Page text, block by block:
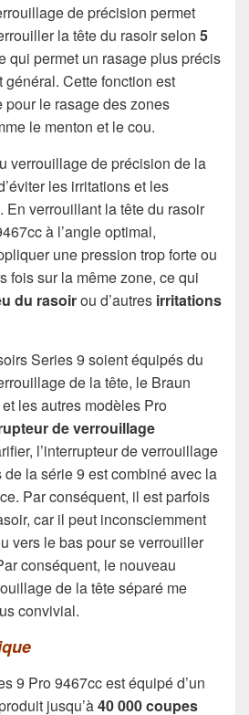
de précision permet
la tête du rasoir selon 5
qui permet un rasage plus précis
Cette fonction est
le rasage des zones
le menton et le cou.
verrouillage de précision de la
les irritations et les
En verrouillant la tête du rasoir
à l’angle optimal,
une pression trop forte ou
fois sur la même zone, ce qui
du rasoirou d’autres irritations
Series 9 soient équipés du
de la tête, le Braun
les autres modèles Pro
de verrouillage
l’interrupteur de verrouillage
la série 9 est combiné avec la
Par conséquent, il est parfois
car il peut inconsciemment
vers le bas pour se verrouiller
conséquent, le nouveau
de la tête séparé me
convivial.
9 Pro 9467cc est équipé d’un
jusqu’à40 000 coupes